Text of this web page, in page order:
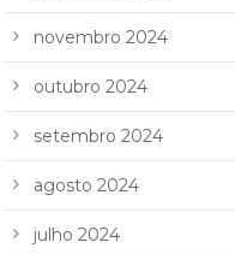
novembro 2024
outubro 2024
setembro 2024
agosto 2024
julho 2024